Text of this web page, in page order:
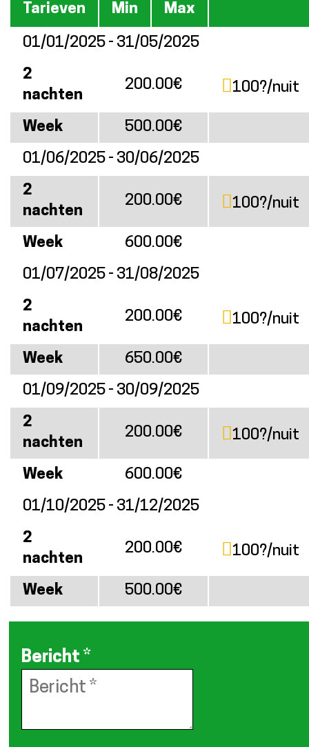
Tarieven Min Max
01/01/2025 - 31/05/2025
2
nachten
200.00€ 100?/nuit
Week
500.00€
01/06/2025 - 30/06/2025
2
nachten
200.00€ 100?/nuit
Week
600.00€
01/07/2025 - 31/08/2025
2
nachten
200.00€ 100?/nuit
Week
650.00€
01/09/2025 - 30/09/2025
2
nachten
200.00€ 100?/nuit
Week
600.00€
01/10/2025 - 31/12/2025
2
nachten
200.00€ 100?/nuit
Week 500.00€
Bericht *